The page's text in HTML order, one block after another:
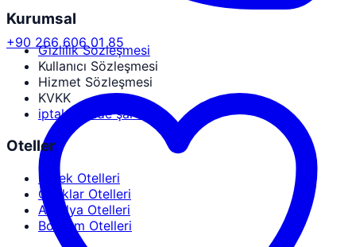
+90 266 606 01 85
Kurumsal
Gizlilik Sözleşmesi
Kullanıcı Sözleşmesi
Hizmet Sözleşmesi
KVKK
iptal ve iade şartları
Oteller
Erdek Otelleri
Ocaklar Otelleri
Antalya Otelleri
Bodrum Otelleri